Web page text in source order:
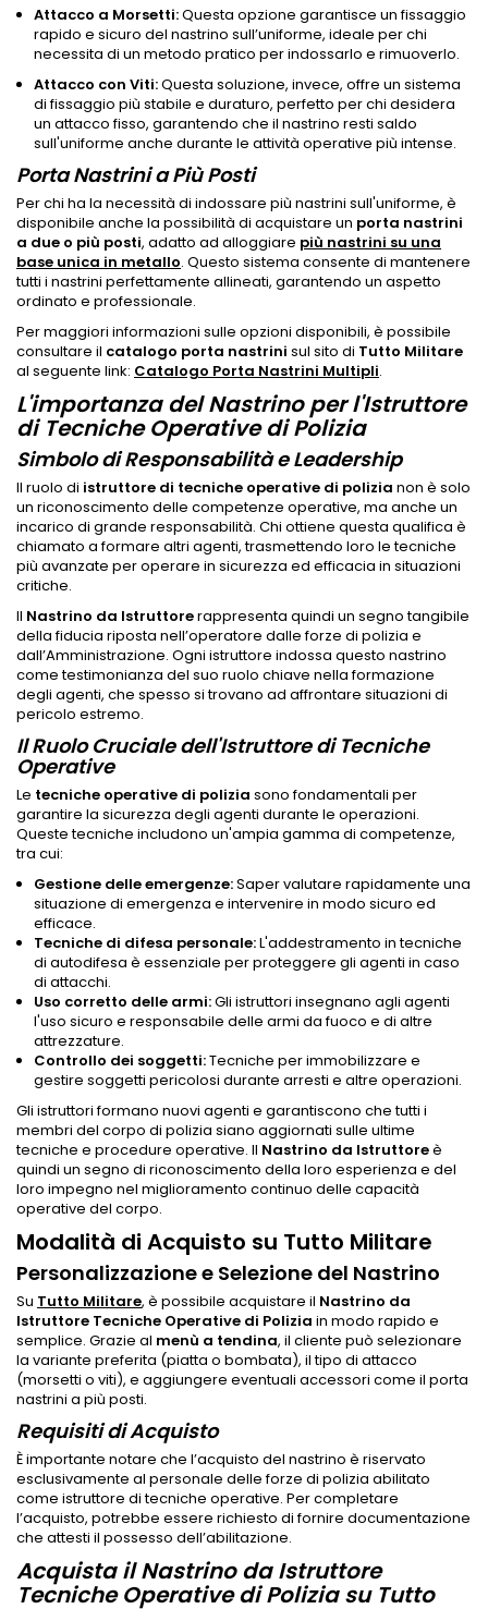
Attacco a Morsetti:Questa opzione garantisce un fissaggio
rapido e sicuro del nastrino sull’uniforme, ideale per chi
necessita di un metodo pratico per indossarlo e rimuoverlo.
Attacco con Viti:Questa soluzione, invece, offre un sistema
di fissaggio più stabile e duraturo, perfetto per chi desidera
un attacco fisso, garantendo che il nastrino resti saldo
sull'uniforme anche durante le attività operative più intense.
Porta Nastrini a Più Posti
Per chi ha la necessità di indossare più nastrini sull'uniforme, è
disponibile anche la possibilità di acquistare un porta nastrini
a due o più posti, adatto ad alloggiare più nastrini su una
base unica in metallo. Questo sistema consente di mantenere
tutti i nastrini perfettamente allineati, garantendo un aspetto
ordinato e professionale.
Per maggiori informazioni sulle opzioni disponibili, è possibile
consultare il catalogo porta nastrini sul sito di Tutto Militare
al seguente link: Catalogo Porta Nastrini Multipli.
L'importanza del Nastrino per l'Istruttore
di Tecniche Operative di Polizia
Simbolo di Responsabilità e Leadership
Il ruolo di istruttore di tecniche operative di polizia non è solo
un riconoscimento delle competenze operative, ma anche un
incarico di grande responsabilità. Chi ottiene questa qualifica è
chiamato a formare altri agenti, trasmettendo loro le tecniche
più avanzate per operare in sicurezza ed efficacia in situazioni
critiche.
Il Nastrino da Istruttorerappresenta quindi un segno tangibile
della fiducia riposta nell’operatore dalle forze di polizia e
dall’Amministrazione. Ogni istruttore indossa questo nastrino
come testimonianza del suo ruolo chiave nella formazione
degli agenti, che spesso si trovano ad affrontare situazioni di
pericolo estremo.
Il Ruolo Cruciale dell'Istruttore di Tecniche
Operative
Le tecniche operative di polizia sono fondamentali per
garantire la sicurezza degli agenti durante le operazioni.
Queste tecniche includono un'ampia gamma di competenze,
tra cui:
Gestione delle emergenze:Saper valutare rapidamente una
situazione di emergenza e intervenire in modo sicuro ed
efficace.
Tecniche di difesa personale:L'addestramento in tecniche
di autodifesa è essenziale per proteggere gli agenti in caso
di attacchi.
Uso corretto delle armi:Gli istruttori insegnano agli agenti
l'uso sicuro e responsabile delle armi da fuoco e di altre
attrezzature.
Controllo dei soggetti:Tecniche per immobilizzare e
gestire soggetti pericolosi durante arresti e altre operazioni.
Gli istruttori formano nuovi agenti e garantiscono che tutti i
membri del corpo di polizia siano aggiornati sulle ultime
tecniche e procedure operative. Il Nastrino da Istruttoreè
quindi un segno di riconoscimento della loro esperienza e del
loro impegno nel miglioramento continuo delle capacità
operative del corpo.
Modalità di Acquisto su Tutto Militare
Personalizzazione e Selezione del Nastrino
Su Tutto Militare, è possibile acquistare il Nastrino da
Istruttore Tecniche Operative di Polizia in modo rapido e
semplice. Grazie al menù a tendina, il cliente può selezionare
la variante preferita (piatta o bombata), il tipo di attacco
(morsetti o viti), e aggiungere eventuali accessori come il porta
nastrini a più posti.
Requisiti di Acquisto
È importante notare che l’acquisto del nastrino è riservato
esclusivamente al personale delle forze di polizia abilitato
come istruttore di tecniche operative. Per completare
l’acquisto, potrebbe essere richiesto di fornire documentazione
che attesti il possesso dell’abilitazione.
Acquista il Nastrino da Istruttore
Tecniche Operative di Polizia su Tutto